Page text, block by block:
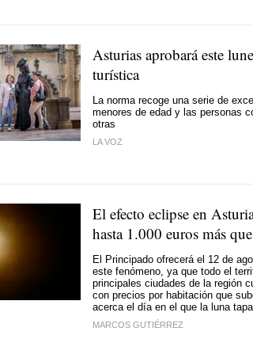
Asturias aprobará este
turística
La norma recoge una serie de
menores de edad y las personas
otras
LA VOZ
El efecto eclipse en
hasta 1.000 euros más
El Principado ofrecerá el 12 de
este fenómeno, ya que todo el
principales ciudades de la región
con precios por habitación que
acerca el día en el que la luna
MARCOS GUTIÉRREZ